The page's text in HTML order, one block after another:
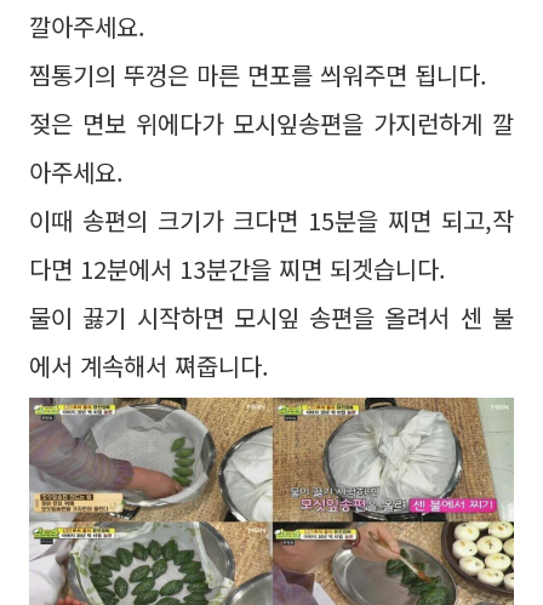
깔아주세요.
찜통기의 뚜껑은 마른 면포를 씌워주면 됩니다.
젖은 면보 위에다가 모시잎송편을 가지런하게 깔
아주세요.
이때 송편의 크기가 크다면 15분을 찌면 되고,작
다면 12분에서 13분간을 찌면 되겟습니다.
물이 끓기 시작하면 모시잎 송편을 올려서 센 불
에서 계속해서 쪄줍니다.